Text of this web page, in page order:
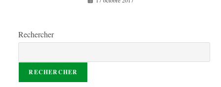
Rechercher
RECHERCHER